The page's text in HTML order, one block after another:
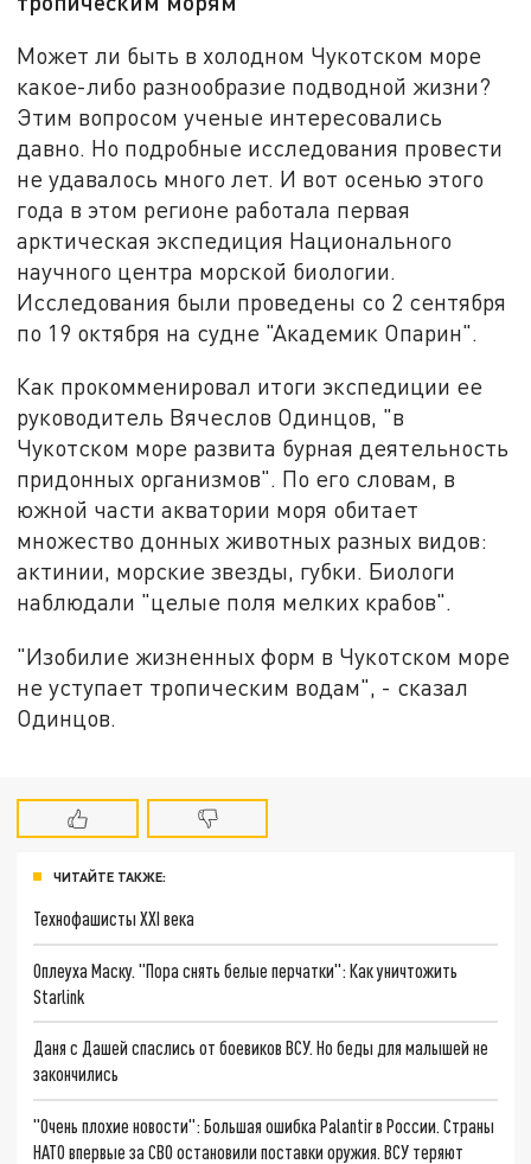
Может ли быть в холодном Чукотском море
какое-либо разнообразие подводной жизни?
Этим вопросом ученые интересовались
давно. Но подробные исследования провести
не удавалось много лет. И вот осенью этого
года в этом регионе работала первая
арктическая экспедиция Национального
научного центра морской биологии.
Исследования были проведены со 2 сентября
по 19 октября на судне "Академик Опарин".
Как прокомменировал итоги экспедиции ее
руководитель Вячеслов Одинцов, "в
Чукотском море развита бурная деятельность
придонных организмов". По его словам, в
южной части акватории моря обитает
множество донных животных разных видов:
актинии, морские звезды, губки. Биологи
наблюдали "целые поля мелких крабов".
"Изобилие жизненных форм в Чукотском море
не уступает тропическим водам", - сказал
Одинцов.
ЧИТАЙТЕ ТАКЖЕ:
Технофашисты XXI века
Оплеуха Маску. "Пора снять белые перчатки": Как уничтожить
Starlink
Даня с Дашей спаслись от боевиков ВСУ. Но беды для малышей не
закончились
"Очень плохие новости": Большая ошибка Palantir в России. Страны
НАТО впервые за СВО остановили поставки оружия. ВСУ теряют